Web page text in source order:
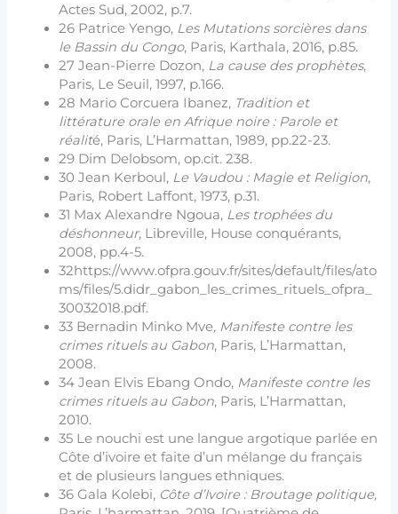
Actes Sud, 2002, p.7.
26 Patrice Yengo, Les Mutations sorcières dans
le Bassin du Congo, Paris, Karthala, 2016, p.85.
27 Jean-Pierre Dozon, La cause des prophètes,
Paris, Le Seuil, 1997, p.166.
28 Mario Corcuera Ibanez, Tradition et
littérature orale en Afrique noire : Parole et
réalité, Paris, L’Harmattan, 1989, pp.22-23.
29 Dim Delobsom, op.cit. 238.
30 Jean Kerboul, Le Vaudou : Magie et Religion,
Paris, Robert Laffont, 1973, p.31.
31 Max Alexandre Ngoua, Les trophées du
déshonneur, Libreville, House conquérants,
2008, pp.4-5.
32https://www.ofpra.gouv.fr/sites/default/files/ato
ms/files/5.didr_gabon_les_crimes_rituels_ofpra_
30032018.pdf.
33 Bernadin Minko Mve, Manifeste contre les
crimes rituels au Gabon, Paris, L’Harmattan,
2008.
34 Jean Elvis Ebang Ondo, Manifeste contre les
crimes rituels au Gabon, Paris, L’Harmattan,
2010.
35 Le nouchi est une langue argotique parlée en
Côte d’ivoire et faite d’un mélange du français
et de plusieurs langues ethniques.
36 Gala Kolebi, Côte d’Ivoire : Broutage politique,